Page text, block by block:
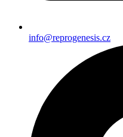
info@reprogenesis.cz